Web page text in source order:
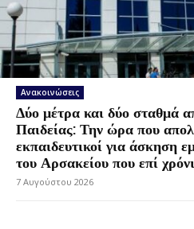
Ανακοινώσεις
Δύο μέτρα και δύο σταθμά
Παιδείας: Την ώρα που
εκπαιδευτικοί για άσκηση
του Αρσακείου που επί
7 Αυγούστου 2026